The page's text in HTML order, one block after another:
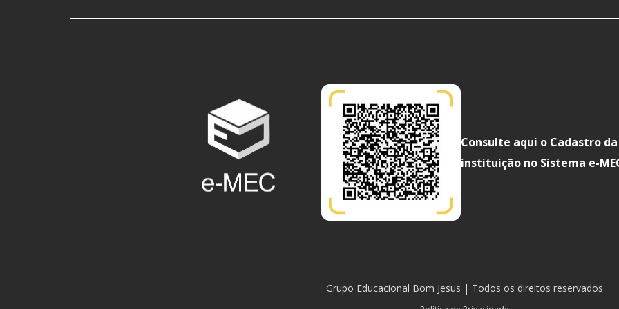
Consulte aqui o Cadastro da
instituição no Sistema e-
Grupo Educacional Bom Jesus | Todos os direitos reservados